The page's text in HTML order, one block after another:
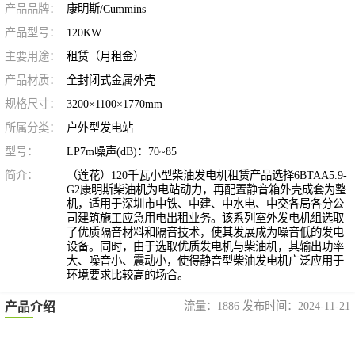
产品品牌：
康明斯/Cummins
产品型号：
120KW
主要用途：
租赁（月租金）
产品材质：
全封闭式金属外壳
规格尺寸：
3200×1100×1770mm
所属分类：
户外型发电站
型号：
LP7m噪声(dB)：70~85
简介：
（莲花）120千瓦小型柴油发电机租赁产品选择6BTAA5.9-
G2康明斯柴油机为电站动力，再配置静音箱外壳成套为整
机，适用于深圳市中铁、中建、中水电、中交各局各分公
司建筑施工应急用电出租业务。该系列室外发电机组选取
了优质隔音材料和隔音技术，使其发展成为噪音低的发电
设备。同时，由于选取优质发电机与柴油机，其输出功率
大、噪音小、震动小，使得静音型柴油发电机广泛应用于
环境要求比较高的场合。
产品介绍 流量：1886 发布时间：2024-11-21